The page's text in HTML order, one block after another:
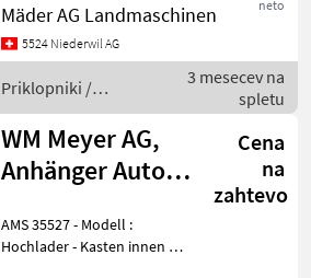
neto
350 mm - Gesamtmasse :
Gewicht : 1300 kg - Nutzlast
Mäder AG Landmaschinen
5524 Niederwil AG
Priklopniki /
Meyer
3 mesecev na
spletu
WM Meyer AG,
Anhänger Auto
Cena
na
zahtevo
AMS 35527 - Modell :
Hochlader - Kasten innen :